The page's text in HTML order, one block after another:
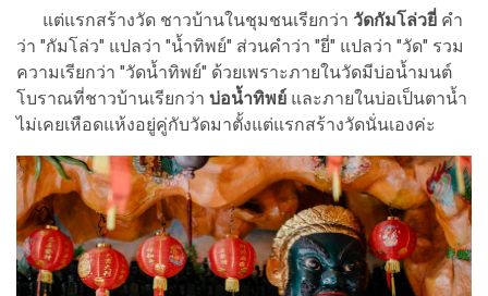
แต่แรกสร้างวัด ชาวบ้านในชุมชนเรียกว่า วัดกัมโล่วยี่ คำ
ว่า "กัมโล่ว" แปลว่า "น้ำทิพย์" ส่วนคำว่า "ยี่" แปลว่า "วัด" รวม
ความเรียกว่า "วัดน้ำทิพย์" ด้วยเพราะภายในวัดมีบ่อน้ำมนต์
โบราณที่ชาวบ้านเรียกว่า บ่อน้ำทิพย์ และภายในบ่อเป็นตาน้ำ
ไม่เคยเหือดแห้งอยู่คู่กับวัดมาตั้งแต่แรกสร้างวัดนั่นเองค่ะ